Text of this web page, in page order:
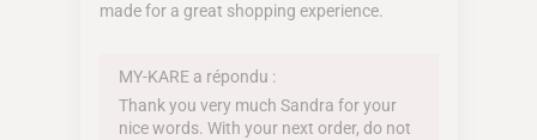
made for a great shopping experience.
MY-KARE a répondu :
Thank you very much Sandra for your
nice words. With your next order, do not